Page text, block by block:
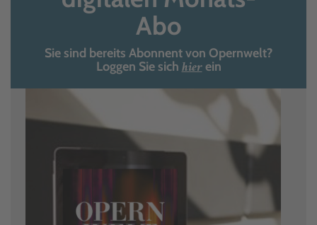
Abo
Sie sind bereits Abonnent von Opernwelt?
Loggen Sie sich hierein